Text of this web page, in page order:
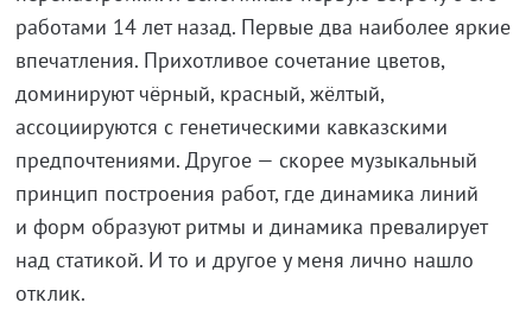
работами 14 лет назад. Первые два наиболее яркие
впечатления. Прихотливое сочетание цветов,
доминируют чёрный, красный, жёлтый,
ассоциируются с генетическими кавказскими
предпочтениями. Другое — скорее музыкальный
принцип построения работ, где динамика линий
и форм образуют ритмы и динамика превалирует
над статикой. И то и другое у меня лично нашло
отклик.